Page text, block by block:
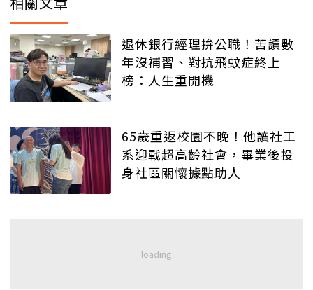
退休銀行經理拚公職！苦讀數
年沒補習、對抗飛蚊症終上
榜：人生重開機
65歲重返校園不晚！他讀社工
系迎戰超高齡社會，畢業後投
身社區關懷據點助人